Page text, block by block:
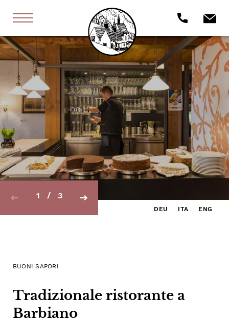
1 / 3
DEU ITA ENG
BUONI SAPORI
Tradizionale ristorante a
Barbiano